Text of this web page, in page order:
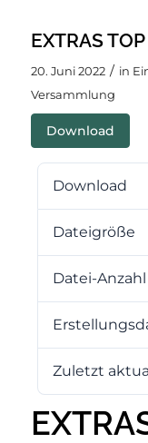
EXTRAS
20. Juni 2022 / in
Versammlung
Download
Download
Dateigröße
Datei-Anzahl
Zuletzt